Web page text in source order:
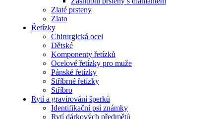
Zlaté prsteny
Zlato
Řetízky
Chirurgická ocel
Dětské
Komponenty řetízků
Ocelové řetízky pro muže
Pánské řetízky
Stříbrné řetízky
Stříbro
Rytí a gravírování šperků
Identifikační psí známky
Rytí dárkových předmětů